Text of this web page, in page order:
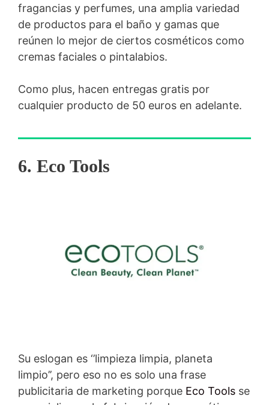
fragancias y perfumes, una amplia variedad
de productos para el baño y gamas que
reúnen lo mejor de ciertos cosméticos como
cremas faciales o pintalabios.
Como plus, hacen entregas gratis por
cualquier producto de 50 euros en adelante.
6. Eco Tools
Su eslogan es ‘’limpieza limpia, planeta
limpio’’, pero eso no es solo una frase
publicitaria de marketing porque Eco Tools se